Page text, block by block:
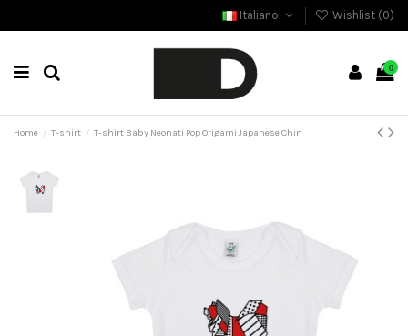
Italiano Wishlist (0)
0
Home T-shirt T-shirt Baby Neonati Pop Origami Japanese Chin